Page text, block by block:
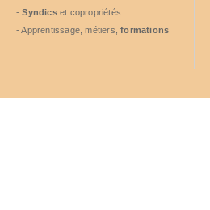
-Syndicset copropriétés
- Apprentissage, métiers,formations